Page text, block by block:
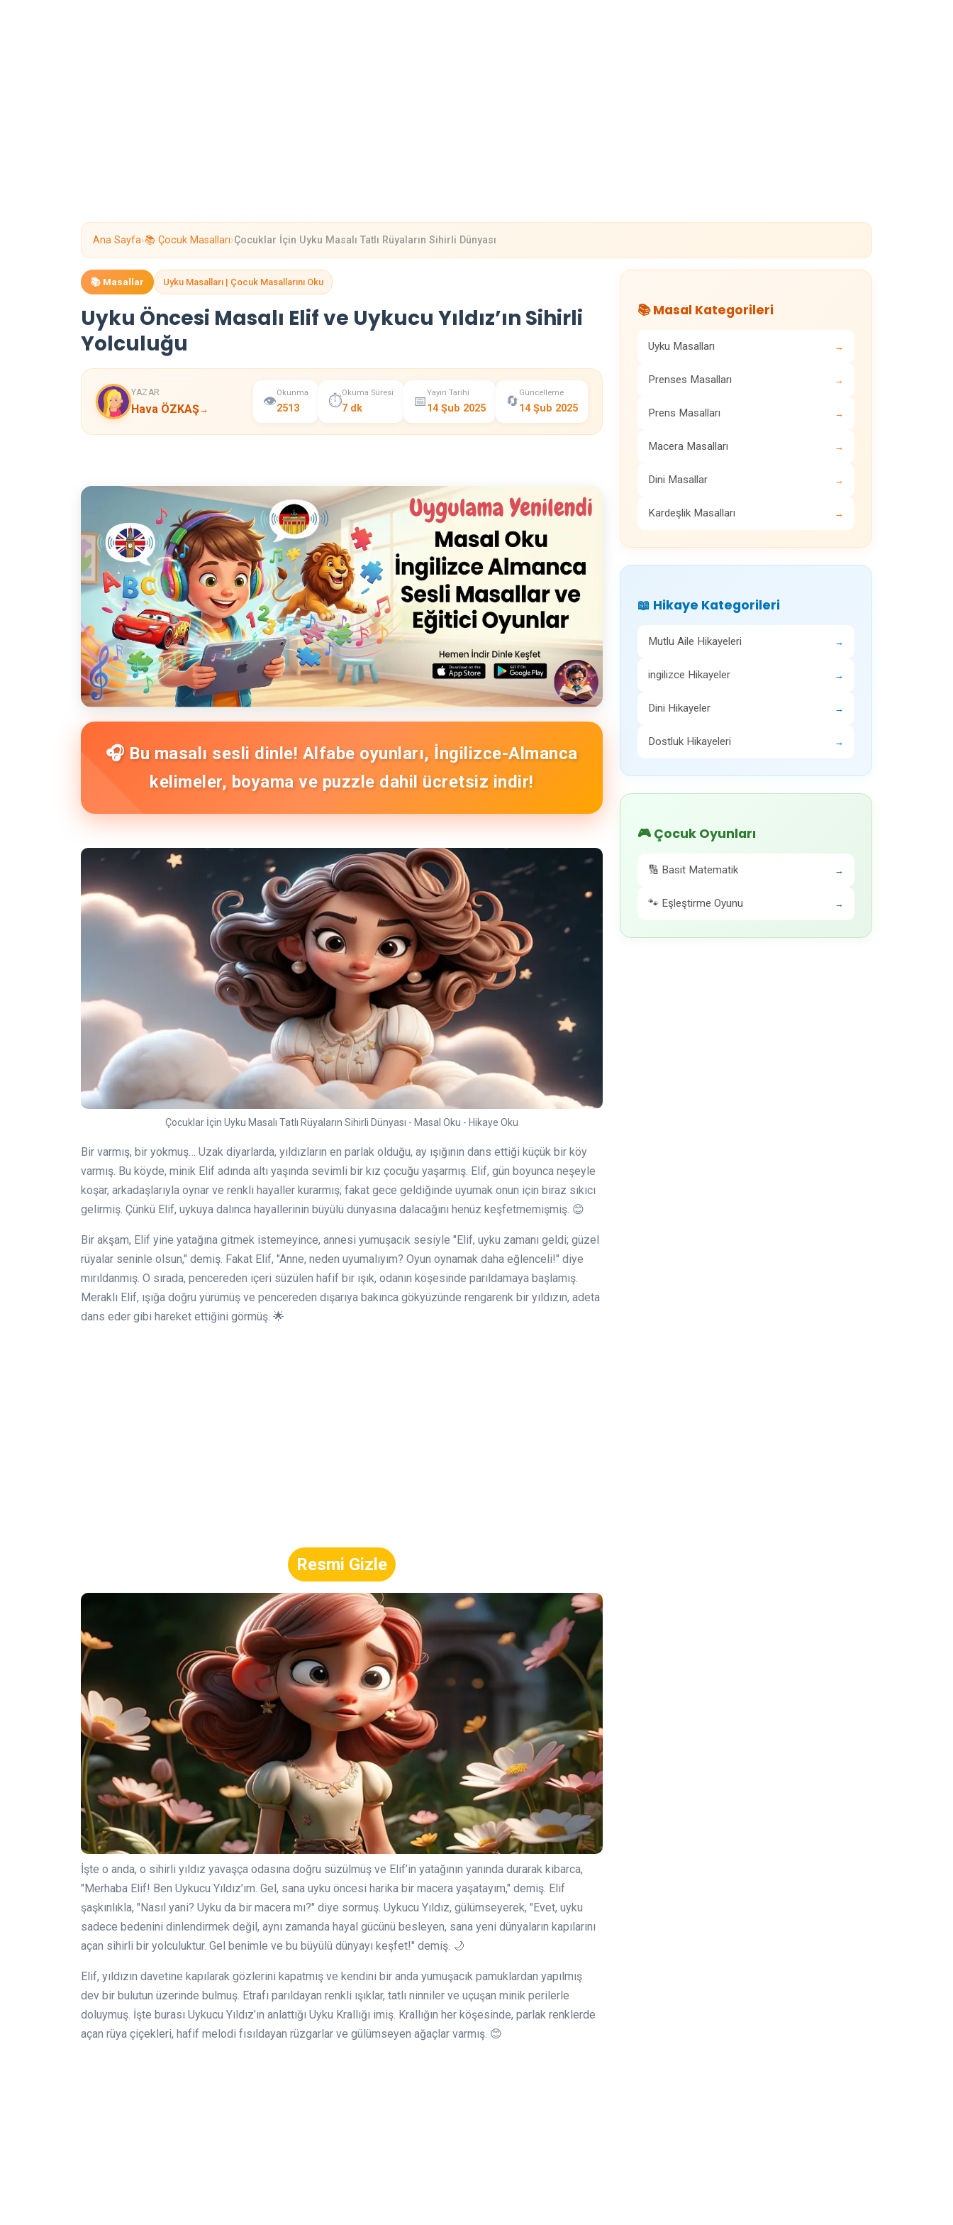
Ana Sayfa›📚 Çocuk Masalları›Çocuklar İçin Uyku Masalı Tatlı Rüyaların Sihirli Dünyası
📚 Masallar Uyku Masalları | Çocuk Masallarını Oku
Uyku Öncesi Masalı Elif ve Uykucu Yıldız’ın Sihirli
Yolculuğu
YAZAR
Hava ÖZKAŞ→ 👁️
Okunma
2513 ⏱️
Okuma Süresi
7 dk 📅
Yayın Tarihi
14 Şub 2025 🔄
Güncelleme
14 Şub 2025
🎧 Bu masalı sesli dinle! Alfabe oyunları, İngilizce-Almanca
kelimeler, boyama ve puzzle dahil ücretsiz indir!
Çocuklar İçin Uyku Masalı Tatlı Rüyaların Sihirli Dünyası - Masal Oku - Hikaye Oku
Bir varmış, bir yokmuş… Uzak diyarlarda, yıldızların en parlak olduğu, ay ışığının dans ettiği küçük bir köy
varmış. Bu köyde, minik Elif adında altı yaşında sevimli bir kız çocuğu yaşarmış. Elif, gün boyunca neşeyle
koşar, arkadaşlarıyla oynar ve renkli hayaller kurarmış; fakat gece geldiğinde uyumak onun için biraz sıkıcı
gelirmiş. Çünkü Elif, uykuya dalınca hayallerinin büyülü dünyasına dalacağını henüz keşfetmemişmiş. 😊
Bir akşam, Elif yine yatağına gitmek istemeyince, annesi yumuşacık sesiyle "Elif, uyku zamanı geldi; güzel
rüyalar seninle olsun," demiş. Fakat Elif, "Anne, neden uyumalıyım? Oyun oynamak daha eğlenceli!" diye
mırıldanmış. O sırada, pencereden içeri süzülen hafif bir ışık, odanın köşesinde parıldamaya başlamış.
Meraklı Elif, ışığa doğru yürümüş ve pencereden dışarıya bakınca gökyüzünde rengarenk bir yıldızın, adeta
dans eder gibi hareket ettiğini görmüş. 🌟
Resmi Gizle
İşte o anda, o sihirli yıldız yavaşça odasına doğru süzülmüş ve Elif’in yatağının yanında durarak kibarca,
"Merhaba Elif! Ben Uykucu Yıldız’ım. Gel, sana uyku öncesi harika bir macera yaşatayım," demiş. Elif
şaşkınlıkla, "Nasıl yani? Uyku da bir macera mı?" diye sormuş. Uykucu Yıldız, gülümseyerek, "Evet, uyku
sadece bedenini dinlendirmek değil, aynı zamanda hayal gücünü besleyen, sana yeni dünyaların kapılarını
açan sihirli bir yolculuktur. Gel benimle ve bu büyülü dünyayı keşfet!" demiş. 🌙
Elif, yıldızın davetine kapılarak gözlerini kapatmış ve kendini bir anda yumuşacık pamuklardan yapılmış
dev bir bulutun üzerinde bulmuş. Etrafı parıldayan renkli ışıklar, tatlı ninniler ve uçuşan minik perilerle
doluymuş. İşte burası Uykucu Yıldız’ın anlattığı Uyku Krallığı imiş. Krallığın her köşesinde, parlak renklerde
açan rüya çiçekleri, hafif melodi fısıldayan rüzgarlar ve gülümseyen ağaçlar varmış. 😊
📚 Masal Kategorileri
Uyku Masalları →
Prenses Masalları →
Prens Masalları →
Macera Masalları →
Dini Masallar →
Kardeşlik Masalları →
📖 Hikaye Kategorileri
Mutlu Aile Hikayeleri →
ingilizce Hikayeler →
Dini Hikayeler →
Dostluk Hikayeleri →
🎮 Çocuk Oyunları
🔢 Basit Matematik →
🐾 Eşleştirme Oyunu →